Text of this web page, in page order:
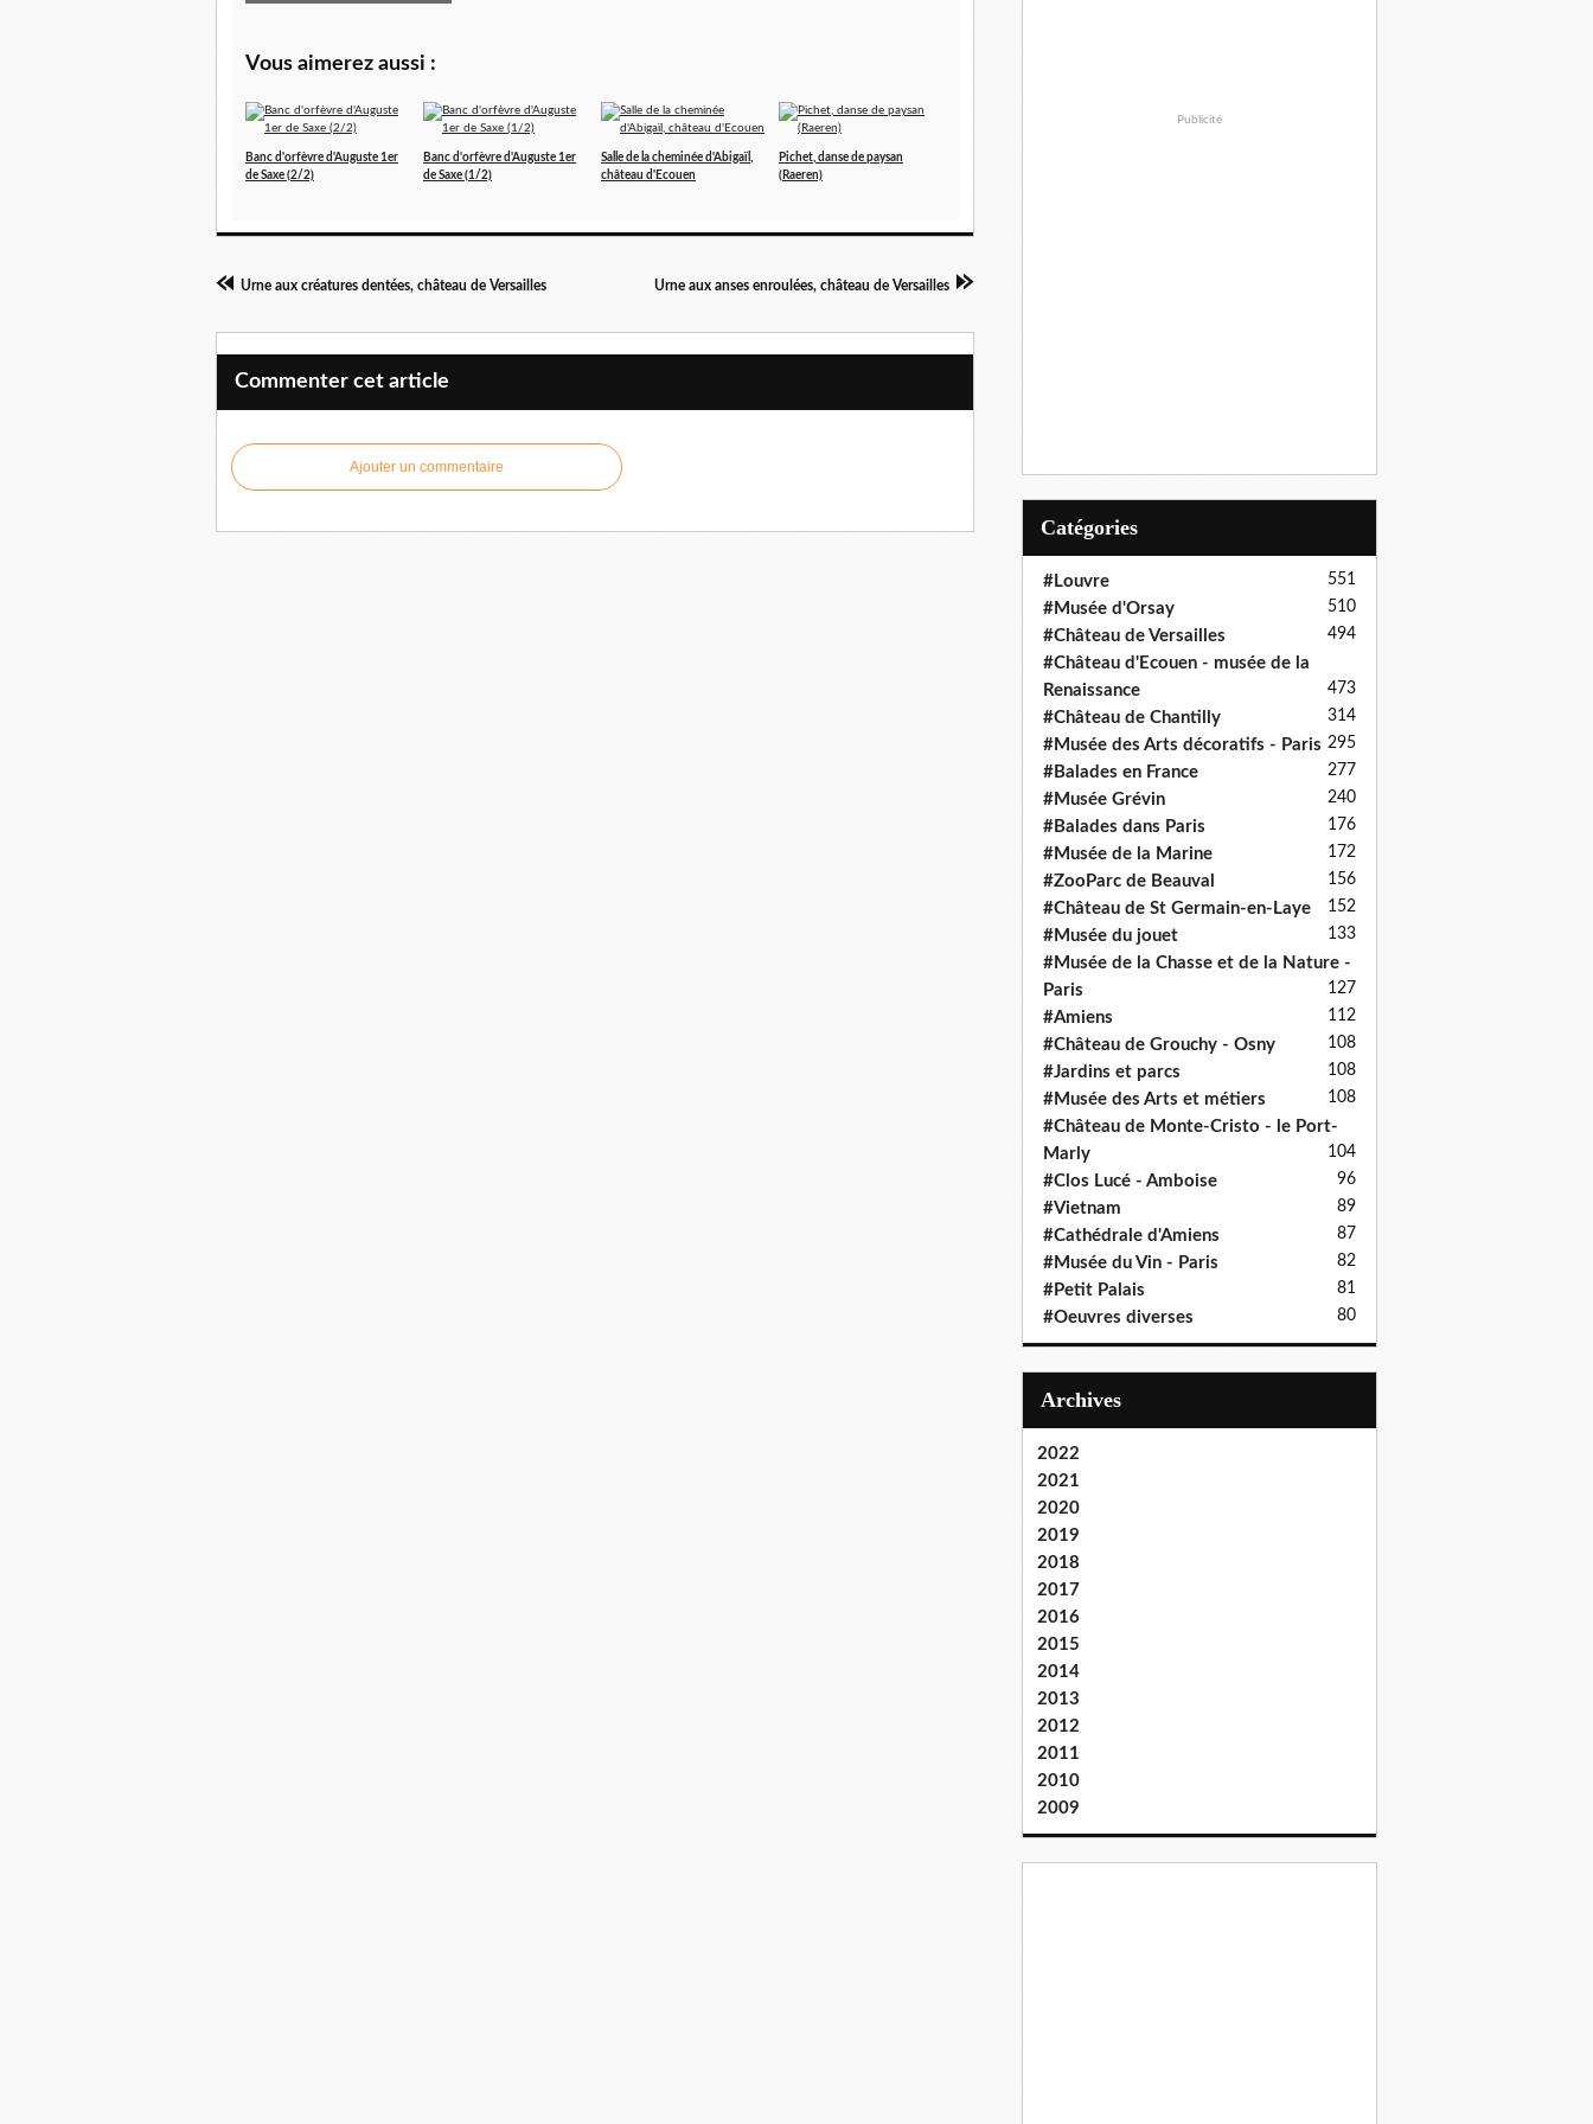
Vous aimerez aussi :
Banc d'orfèvre d'Auguste 1er
de Saxe (2/2)
Banc d'orfèvre d'Auguste 1er
de Saxe (1/2)
Salle de la cheminée d'Abigaïl,
château d'Ecouen
Pichet, danse de paysan
(Raeren)
Urne aux créatures dentées, château de Versailles Urne aux anses enroulées, château de Versailles
Commenter cet article
Ajouter un commentaire
Publicité
Catégories
#Louvre 551
#Musée d'Orsay 510
#Château de Versailles 494
#Château d'Ecouen - musée de la
Renaissance
473
#Château de Chantilly 314
#Musée des Arts décoratifs - Paris 295
#Balades en France 277
#Musée Grévin 240
#Balades dans Paris 176
#Musée de la Marine 172
#ZooParc de Beauval 156
#Château de St Germain-en-Laye 152
#Musée du jouet 133
#Musée de la Chasse et de la Nature -
Paris
127
#Amiens 112
#Château de Grouchy - Osny 108
#Jardins et parcs 108
#Musée des Arts et métiers 108
#Château de Monte-Cristo - le Port-
Marly
104
#Clos Lucé - Amboise 96
#Vietnam 89
#Cathédrale d'Amiens 87
#Musée du Vin - Paris 82
#Petit Palais 81
#Oeuvres diverses 80
Archives
2022
2021
2020
2019
2018
2017
2016
2015
2014
2013
2012
2011
2010
2009